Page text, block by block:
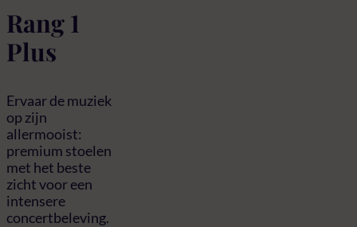
Rang 1
Plus
Ervaar de muziek
op zijn
allermooist:
premium stoelen
met het beste
zicht voor een
intensere
concertbeleving.